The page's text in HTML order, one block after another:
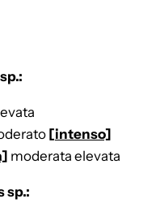
[intenso]
moderata elevata
sp.: